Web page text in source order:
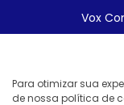
Vox
Para otimizar sua
de nossa política de